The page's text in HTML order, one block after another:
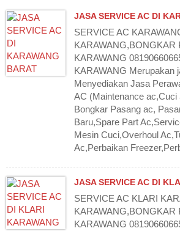
JASA SERVICE AC DI
SERVICE AC
KARAWANG,BONGKAR
KARAWANG
KARAWANG Merupakan
Menyediakan Jasa
AC (Maintenance ac,Cuci
Bongkar Pasang ac,
Baru,Spare Part
Mesin Cuci,Overhoul
Ac,Perbaikan
JASA SERVICE AC DI
SERVICE AC KLARI
KARAWANG,BONGKAR
KARAWANG